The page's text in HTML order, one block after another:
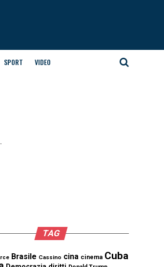
SPORT VIDEO
TAG
Brasile Cassino cina cinema Cuba